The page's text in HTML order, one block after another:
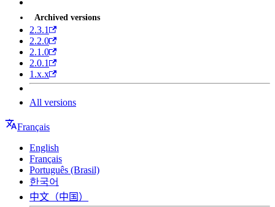
Archived versions
2.3.1
2.2.0
2.1.0
2.0.1
1.x.x
All versions
Français
English
Français
Português (Brasil)
한국어
中文（中国）